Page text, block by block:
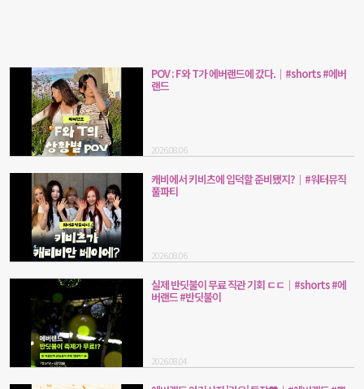
POV : F와 T가 에버랜드에 갔다.｜#shorts #에버
랜드
2026.08.06
캐비에서 키비츠에 입덕할 준비됐지?｜#워터뮤직
풀파티
2026.08.06
실제 반딧불이 무료 직관 기회 ㄷㄷ｜#shorts #에
버랜드 #반딧불이
2026.08.04